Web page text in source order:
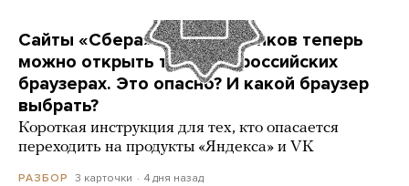
Сайты «Сбера» и других банков теперь
можно открыть только в российских
браузерах. Это опасно? И какой браузер
выбрать?
Короткая инструкция для тех, кто опасается
переходить на продукты «Яндекса» и VK
РАЗБОР 3 карточки 4 дня назад